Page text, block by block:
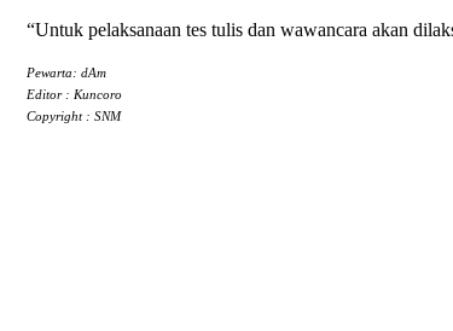
“Untuk pelaksanaan tes tulis dan wawancara akan
Pewarta: dAm
Editor : Kuncoro
Copyright : SNM